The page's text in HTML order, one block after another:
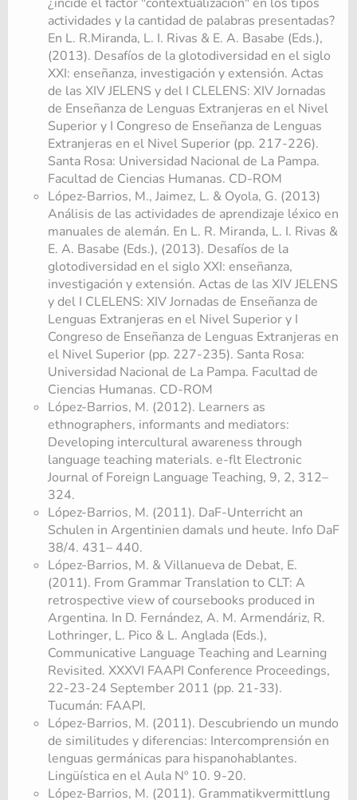
actividades y la cantidad de palabras presentadas?
En L. R.Miranda, L. I. Rivas & E. A. Basabe (Eds.),
(2013). Desafíos de la glotodiversidad en el siglo
XXI: enseñanza, investigación y extensión. Actas
de las XIV JELENS y del I CLELENS: XIV Jornadas
de Enseñanza de Lenguas Extranjeras en el Nivel
Superior y I Congreso de Enseñanza de Lenguas
Extranjeras en el Nivel Superior (pp. 217-226).
Santa Rosa: Universidad Nacional de La Pampa.
Facultad de Ciencias Humanas. CD-ROM
López-Barrios, M., Jaimez, L. & Oyola, G. (2013)
Análisis de las actividades de aprendizaje léxico en
manuales de alemán. En L. R. Miranda, L. I. Rivas &
E. A. Basabe (Eds.), (2013). Desafíos de la
glotodiversidad en el siglo XXI: enseñanza,
investigación y extensión. Actas de las XIV JELENS
y del I CLELENS: XIV Jornadas de Enseñanza de
Lenguas Extranjeras en el Nivel Superior y I
Congreso de Enseñanza de Lenguas Extranjeras en
el Nivel Superior (pp. 227-235). Santa Rosa:
Universidad Nacional de La Pampa. Facultad de
Ciencias Humanas. CD-ROM
López-Barrios, M. (2012). Learners as
ethnographers, informants and mediators:
Developing intercultural awareness through
language teaching materials. e-flt Electronic
Journal of Foreign Language Teaching, 9, 2, 312–
324.
López-Barrios, M. (2011). DaF-Unterricht an
Schulen in Argentinien damals und heute. Info DaF
38/4. 431– 440.
López-Barrios, M. & Villanueva de Debat, E.
(2011). From Grammar Translation to CLT: A
retrospective view of coursebooks produced in
Argentina. In D. Fernández, A. M. Armendáriz, R.
Lothringer, L. Pico & L. Anglada (Eds.),
Communicative Language Teaching and Learning
Revisited. XXXVI FAAPI Conference Proceedings,
22-23-24 September 2011 (pp. 21-33).
Tucumán: FAAPI.
López-Barrios, M. (2011). Descubriendo un mundo
de similitudes y diferencias: Intercomprensión en
lenguas germánicas para hispanohablantes.
Lingüística en el Aula Nº 10. 9-20.
López-Barrios, M. (2011). Grammatikvermittlung